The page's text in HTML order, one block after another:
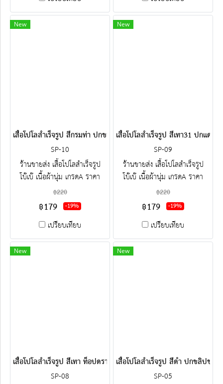
New
เสื้อโปโลสำเร็จรูป สีกรมท่า ปกขลิปขาวฟ้า
SP-10
ร้านขายส่ง เสื้อโปโลสำเร็จรูป
โบ๊เบ๊ เนื้อผ้านุ่ม เกรดA ราคา
โรงงาน ขายราคาส่งโบ๊เบ๊ พร้อม
ปัก-สกรีน ครบวงจร ติดต่อฝ่าย
ขาย Line : @jacketbkk (มี@ค่ะ)
฿220
฿179 -19%
เปรียบเทียบ
New
เสื้อโปโลสำเร็จรูป สีเทา31 ปกแดง
SP-09
ร้านขายส่ง เสื้อโปโลสำเร็จรูป
โบ๊เบ๊ เนื้อผ้านุ่ม เกรดA ราคา
โรงงาน ขายราคาส่งโบ๊เบ๊ พร้อม
ปัก-สกรีน ครบวงจร ติดต่อฝ่าย
ขาย Line : @jacketbkk (มี@ค่ะ)
฿220
฿179 -19%
เปรียบเทียบ
New
เสื้อโปโลสำเร็จรูป สีเทา ท็อปดราย
SP-08
New
เสื้อโปโลสำเร็จรูป สีดำ ปกขลิปขาว
SP-05